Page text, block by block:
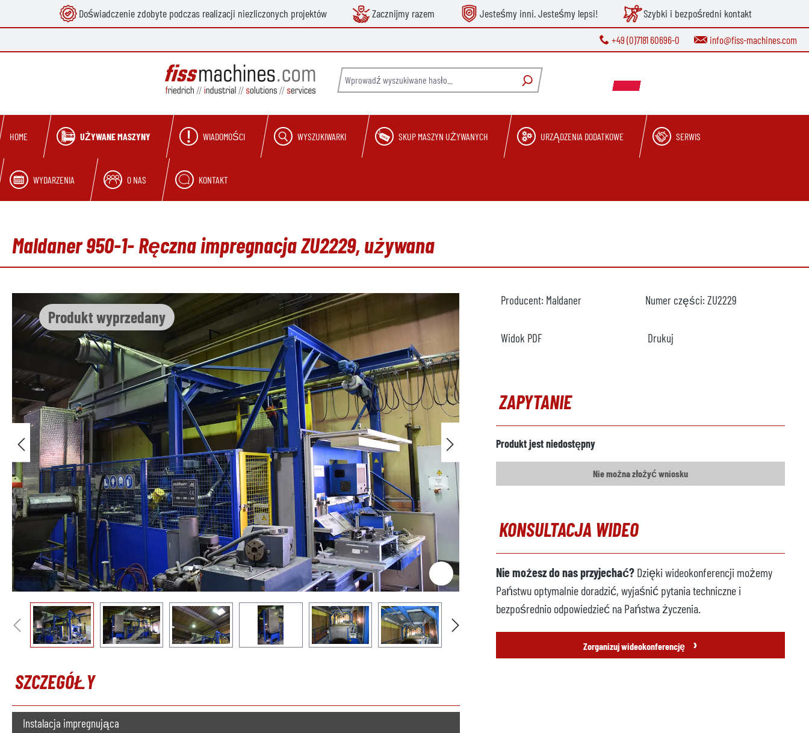
Przejdź do głównej nawigacji
Doświadczenie zdobyte podczas realizacji niezliczonych projektów Zacznijmy razem Jesteśmy inni. Jesteśmy lepsi! Szybki i bezpośredni kontakt
+49 (0)7181 60696-0 info@fiss-machines.com
HOME UŻYWANE MASZYNY WIADOMOŚCI WYSZUKIWARKI SKUP MASZYN UŻYWANYCH URZĄDZENIA DODATKOWE SERWIS
WYDARZENIA O NAS KONTAKT
Maldaner 950-1- Ręczna impregnacja ZU2229, używana
Produkt wyprzedany
Pomiń galerię zdjęć
SZCZEGÓŁY
Instalacja impregnująca
Producent: Maldaner Numer części: ZU2229
Widok PDF Drukuj
ZAPYTANIE
Produkt jest niedostępny
Nie można złożyć wniosku
KONSULTACJA WIDEO
Nie możesz do nas przyjechać? Dzięki wideokonferencji możemy
Państwu optymalnie doradzić, wyjaśnić pytania techniczne i
bezpośrednio odpowiedzieć na Państwa życzenia.
Zorganizuj wideokonferencję ›